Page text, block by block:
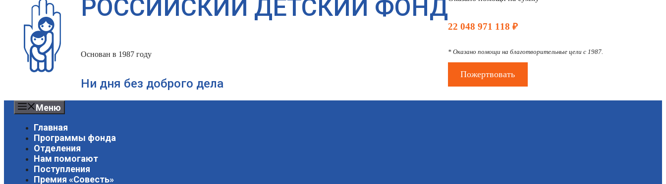
РОССИЙСКИЙ ДЕТСКИЙ ФОНД
Основан в 1987 году
Ни дня без доброго дела
22 048 971 118 ₽
* Оказано помощи на благотворительные цели с 1987.
Пожертвовать
Меню
Главная
Программы фонда
Отделения
Нам помогают
Поступления
Премия «Совесть»